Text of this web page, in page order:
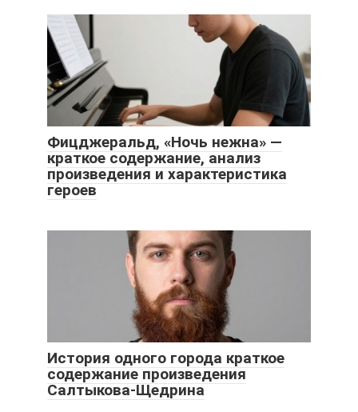
Фицджеральд, «Ночь нежна» —
краткое содержание, анализ
произведения и характеристика
героев
История одного города краткое
содержание произведения
Салтыкова-Щедрина